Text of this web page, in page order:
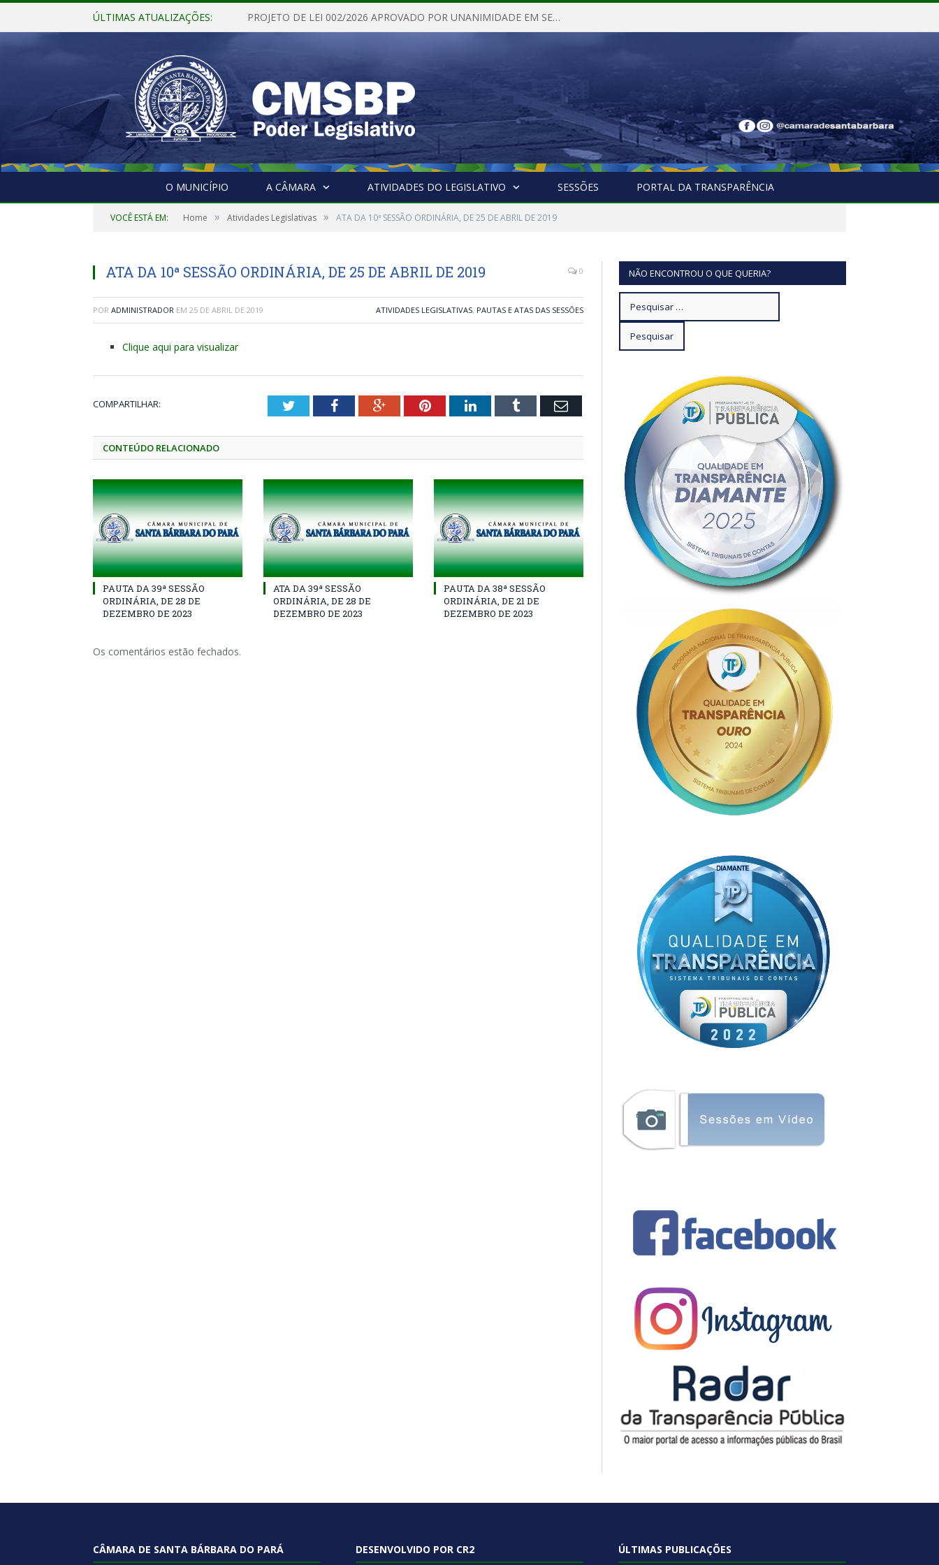
ÚLTIMAS ATUALIZAÇÕES: PROJETO DE LEI 002/2026 APROVADO POR UNANIMIDADE EM SESSÃO ORDINÁRIA NESTA QUINTA – FEIRA 28 DE MAIO DE 2026
O MUNICÍPIO A CÂMARA ATIVIDADES DO LEGISLATIVO SESSÕES PORTAL DA TRANSPARÊNCIA
VOCÊ ESTÁ EM: Home » Atividades Legislativas » ATA DA 10ª SESSÃO ORDINÁRIA, DE 25 DE ABRIL DE 2019
ATA DA 10ª SESSÃO ORDINÁRIA, DE 25 DE ABRIL DE 2019 0
POR ADMINISTRADOR EM 25 DE ABRIL DE 2019 ATIVIDADES LEGISLATIVAS, PAUTAS E ATAS DAS SESSÕES
Clique aqui para visualizar
COMPARTILHAR: TwitterFacebookGoogle+PinterestLinkedInTumblr Email
CONTEÚDO RELACIONADO
PAUTA DA 39ª SESSÃO
ORDINÁRIA, DE 28 DE
DEZEMBRO DE 2023
ATA DA 39ª SESSÃO
ORDINÁRIA, DE 28 DE
DEZEMBRO DE 2023
PAUTA DA 38ª SESSÃO
ORDINÁRIA, DE 21 DE
DEZEMBRO DE 2023
Os comentários estão fechados.
NÃO ENCONTROU O QUE QUERIA?
CÂMARA DE SANTA BÁRBARA DO PARÁ DESENVOLVIDO POR CR2 ÚLTIMAS PUBLICAÇÕES